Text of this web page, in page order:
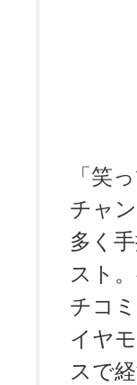
「笑
チャ
多く
スト
チコ
イヤ
スで